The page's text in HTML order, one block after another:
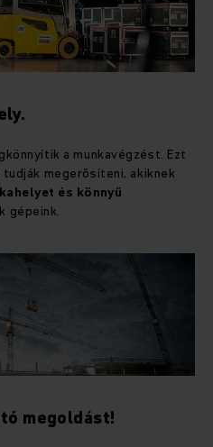
a munkavégzést. Ezt
megerősíteni, akiknek
és könnyű
gépeink.
megoldást!